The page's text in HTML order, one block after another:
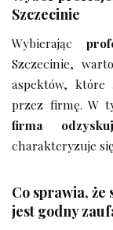
Szczecinie
Wybierając
Szczecinie,
aspektów, które
przez firmę. W
firma
charakteryzuje się
Co sprawia, że
jest godny